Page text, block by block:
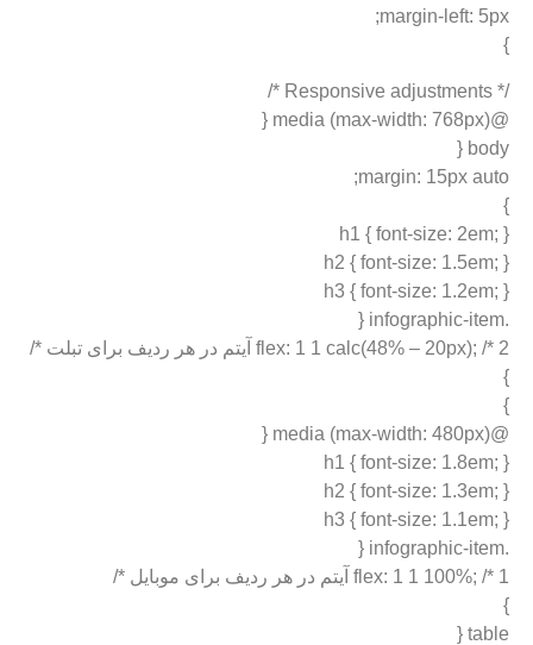
margin-left: 5px;
}
/* Responsive adjustments */
@media (max-width: 768px) {
body {
margin: 15px auto;
}
h1 { font-size: 2em; }
h2 { font-size: 1.5em; }
h3 { font-size: 1.2em; }
.infographic-item {
flex: 1 1 calc(48% – 20px); /* 2 آیتم در هر ردیف برای تبلت */
}
}
@media (max-width: 480px) {
h1 { font-size: 1.8em; }
h2 { font-size: 1.3em; }
h3 { font-size: 1.1em; }
.infographic-item {
flex: 1 1 100%; /* 1 آیتم در هر ردیف برای موبایل */
}
table {